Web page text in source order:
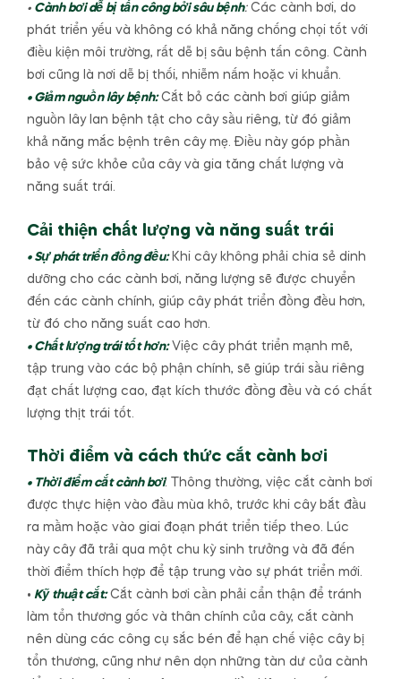
• Cành bơi dễ bị tấn công bởi sâu bệnh:Các cành bơi, do
phát triển yếu và không có khả năng chống chọi tốt với
điều kiện môi trường, rất dễ bị sâu bệnh tấn công. Cành
bơi cũng là nơi dễ bị thối, nhiễm nấm hoặc vi khuẩn.
• Giảm nguồn lây bệnh:Cắt bỏ các cành bơi giúp giảm
nguồn lây lan bệnh tật cho cây sầu riêng, từ đó giảm
khả năng mắc bệnh trên cây mẹ. Điều này góp phần
bảo vệ sức khỏe của cây và gia tăng chất lượng và
năng suất trái.
Cải thiện chất lượng và năng suất trái
• Sự phát triển đồng đều:Khi cây không phải chia sẻ dinh
dưỡng cho các cành bơi, năng lượng sẽ được chuyển
đến các cành chính, giúp cây phát triển đồng đều hơn,
từ đó cho năng suất cao hơn.
• Chất lượng trái tốt hơn:Việc cây phát triển mạnh mẽ,
tập trung vào các bộ phận chính, sẽ giúp trái sầu riêng
đạt chất lượng cao, đạt kích thước đồng đều và có chất
lượng thịt trái tốt.
Thời điểm và cách thức cắt cành bơi
• Thời điểm cắt cành bơi: Thông thường, việc cắt cành bơi
được thực hiện vào đầu mùa khô, trước khi cây bắt đầu
ra mầm hoặc vào giai đoạn phát triển tiếp theo. Lúc
này cây đã trải qua một chu kỳ sinh trưởng và đã đến
thời điểm thích hợp để tập trung vào sự phát triển mới.
• Kỹ thuật cắt:Cắt cành bơi cần phải cẩn thận để tránh
làm tổn thương gốc và thân chính của cây, cắt cành
nên dùng các công cụ sắc bén để hạn chế việc cây bị
tổn thương, cũng như nên dọn những tàn dư của cành